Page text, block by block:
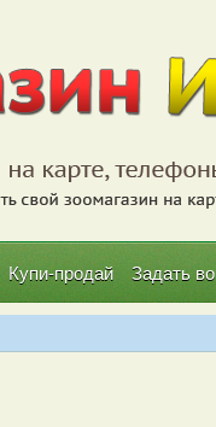
Купи-продай Задать